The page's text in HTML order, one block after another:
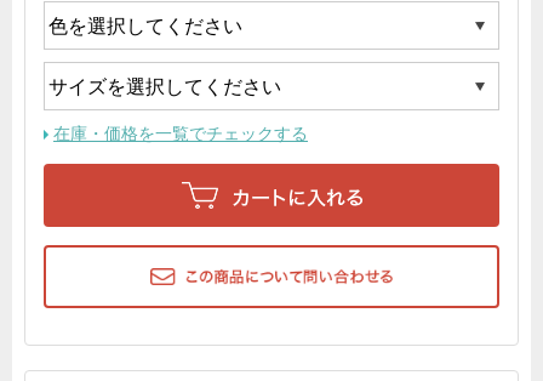
在庫・価格を一覧でチェックする